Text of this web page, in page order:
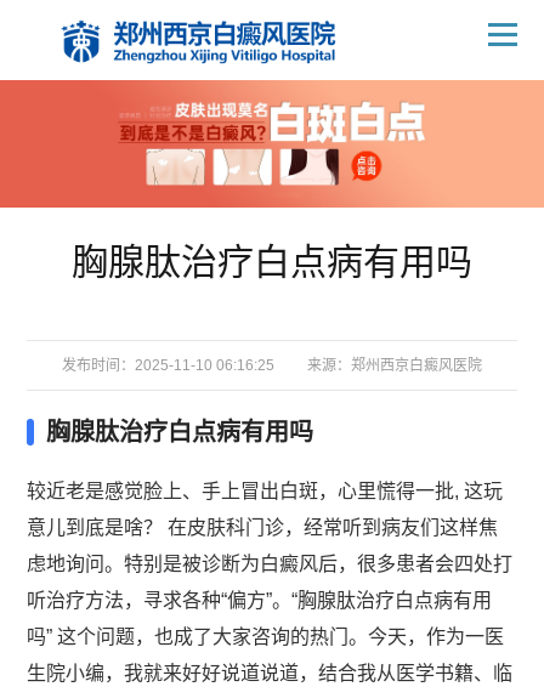
胸腺肽治疗白点病有用吗
发布时间：2025-11-10 06:16:25 来源： 郑州西京白癜风医院
胸腺肽治疗白点病有用吗
较近老是感觉脸上、手上冒出白斑，心里慌得一批, 这玩
意儿到底是啥？ 在皮肤科门诊，经常听到病友们这样焦
虑地询问。特别是被诊断为白癜风后，很多患者会四处打
听治疗方法，寻求各种“偏方”。“胸腺肽治疗白点病有用
吗” 这个问题，也成了大家咨询的热门。今天，作为一医
生院小编，我就来好好说道说道，结合我从医学书籍、临